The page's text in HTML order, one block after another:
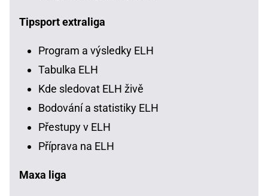
Tipsport extraliga
Program a výsledky ELH
Tabulka ELH
Kde sledovat ELH živě
Bodování a statistiky ELH
Přestupy v ELH
Příprava na ELH
Maxa liga